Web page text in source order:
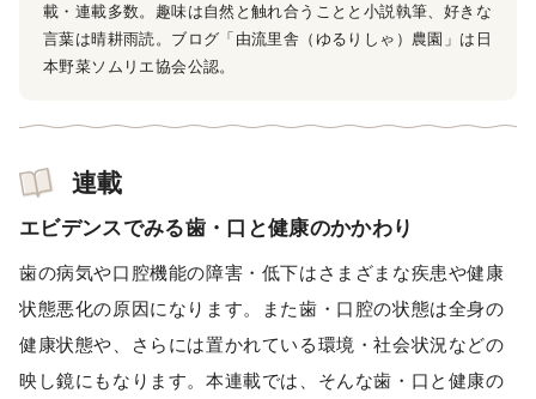
載・連載多数。趣味は自然と触れ合うことと小説執筆、好きな
言葉は晴耕雨読。ブログ「由流里舎（ゆるりしゃ）農園」は日
本野菜ソムリエ協会公認。
連載
エビデンスでみる歯・口と健康のかかわり
歯の病気や口腔機能の障害・低下はさまざまな疾患や健康
状態悪化の原因になります。また歯・口腔の状態は全身の
健康状態や、さらには置かれている環境・社会状況などの
映し鏡にもなります。本連載では、そんな歯・口と健康の